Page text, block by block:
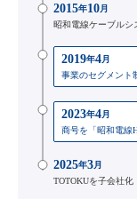
2015年10月
昭和電線ケーブルシ
2019年4月
事業のセグメント
2023年4月
商号を「昭和電線
2025年3月
TOTOKUを子会社化